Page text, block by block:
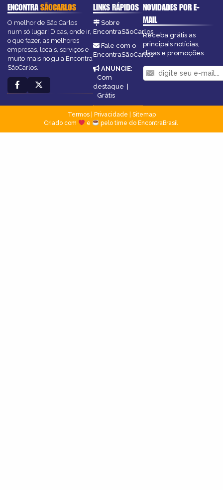
ENCONTRASÃOCARLOS
O melhor de São Carlos
num só lugar! Dicas, onde ir,
o que fazer, as melhores
empresas, locais, serviços e
muito mais no guia Encontra
SãoCarlos.
LINKS RÁPIDOS
Sobre
EncontraSãoCarlos
Fale com o
EncontraSãoCarlos
ANUNCIE:
Com
destaque
Grátis
NOVIDADES POR E-
MAIL
Receba grátis as
principais notícias,
dicas e promoções
Termos| Privacidade
Sitemap
Criado com
e pelo time do EncontraBrasil